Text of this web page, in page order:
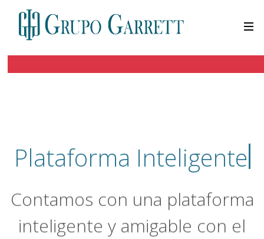
Plataforma Inteligente
Contamos con una plataforma
inteligente y amigable con el